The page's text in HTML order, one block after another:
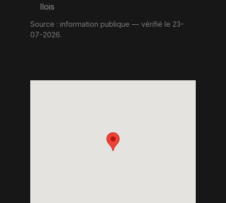
llois
Source : information publique — vérifié le 23-
07-2026.